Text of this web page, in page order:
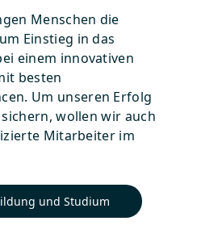
Menschen die
Einstieg in das
einem innovativen
besten
Um unseren Erfolg
wollen wir auch
Mitarbeiter im
und Studium